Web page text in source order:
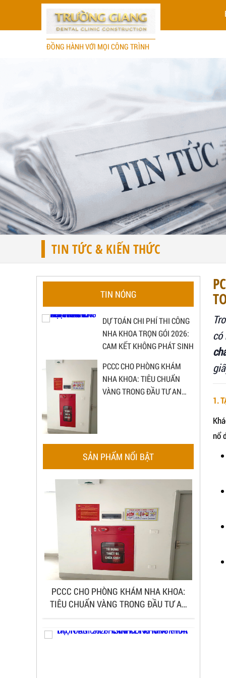
ĐỒNG HÀNH VỚI MỌI CÔNG TRÌNH
TIN TỨC & KIẾN THỨC
TIN NÓNG
DỰ TOÁN CHI PHÍ THI CÔNG
NHA KHOA TRỌN GÓI 2026:
CAM KẾT KHÔNG PHÁT SINH
PCCC CHO PHÒNG KHÁM
NHA KHOA: TIÊU CHUẨN
VÀNG TRONG ĐẦU TƯ AN
SẢN PHẨM NỔI BẬT
PCCC CHO PHÒNG KHÁM NHA KHOA:
TIÊU CHUẨN VÀNG TRONG ĐẦU TƯ AN
có
1.
nổ